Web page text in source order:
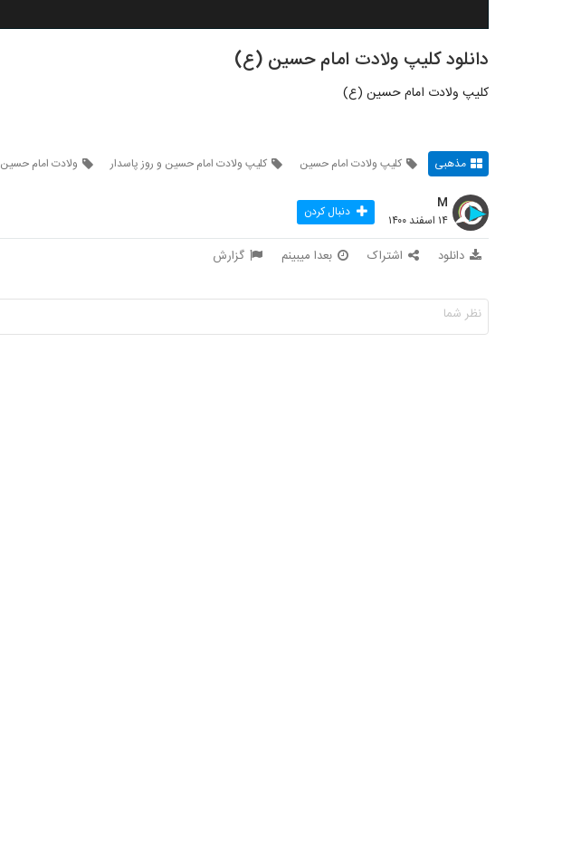
دانلود کلیپ ولادت امام حسین (ع)
کلیپ ولادت امام حسین (ع)
مذهبی کلیپ ولادت امام حسین کلیپ ولادت امام حسین و روز پاسدار ولادت امام حسین
M
۱۴ اسفند ۱۴۰۰ دنبال کردن
دانلود اشتراک بعدا میبینم گزارش